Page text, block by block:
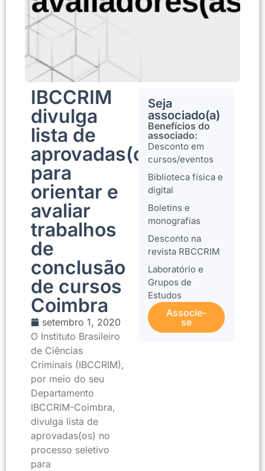
IBCCRIM
divulga
lista de
aprovadas(os)
para
orientar e
avaliar
trabalhos
de
conclusão
de cursos
Coimbra
setembro 1, 2020
O Instituto Brasileiro
de Ciências
Criminais (IBCCRIM),
por meio do seu
Departamento
IBCCRIM-Coimbra,
divulga lista de
aprovadas(os) no
processo seletivo
para
Seja
associado(a)
Benefícios do
associado:
Desconto em
cursos/eventos
Biblioteca física e
digital
Boletins e
monografias
Desconto na
revista RBCCRIM
Laboratório e
Grupos de
Estudos
Associe-
se